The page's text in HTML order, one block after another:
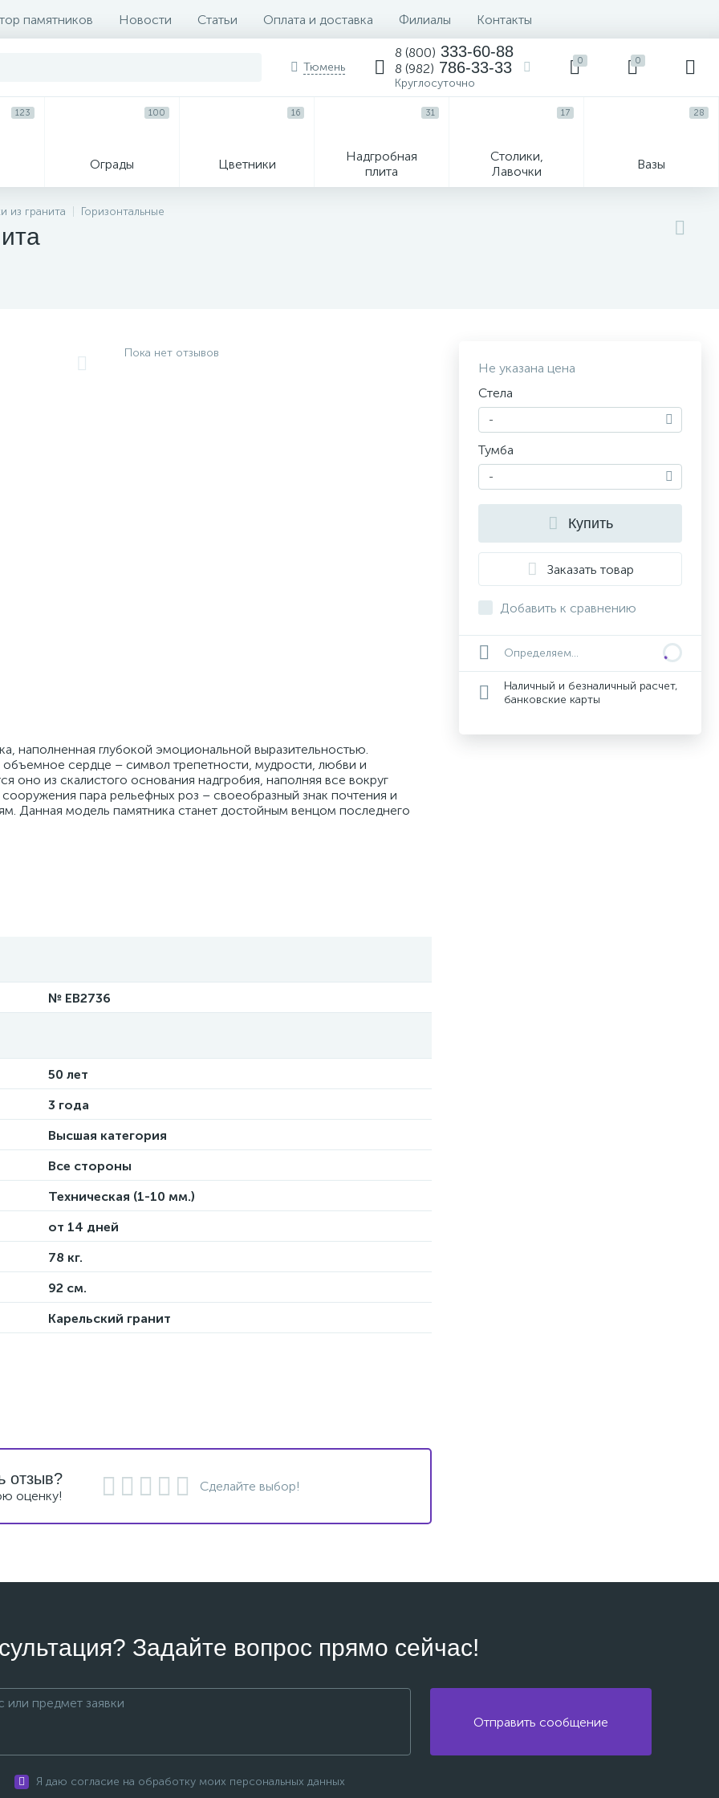
памятников Новости Статьи Оплата и доставка Филиалы Контакты
Тюмень
8 (800) 333-60-88
8 (982) 786-33-33
Круглосуточно
0 0
123
Ограды
100
Цветники
16
Надгробная
плита
31
Столики,
Лавочки
17
Вазы
28
из гранита Горизонтальные
Пока нет отзывов
наполненная глубокой эмоциональной выразительностью.
сердце – символ трепетности, мудрости, любви и
оно из скалистого основания надгробия, наполняя все вокруг
пара рельефных роз – своеобразный знак почтения и
Данная модель памятника станет достойным венцом последнего
№ EB2736
50 лет
3 года
Высшая категория
Все стороны
Техническая (1-10 мм.)
от 14 дней
78 кг.
92 см.
Карельский гранит
Не указана цена
Стела
-
Тумба
-
Купить
Заказать товар
Добавить к сравнению
Определяем...
Наличный и безналичный расчет,
банковские карты
отзыв?
оценку!
Сделайте выбор!
Задайте вопрос прямо сейчас!
Отправить сообщение
Я даю согласие на обработку моих персональных данных